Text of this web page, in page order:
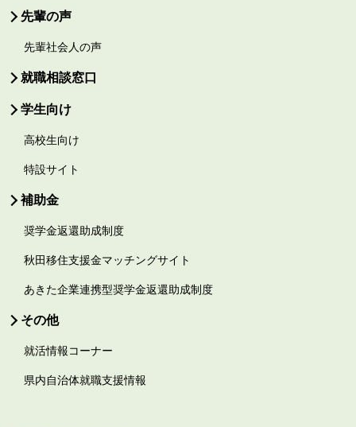
先輩の声
先輩社会人の声
就職相談窓口
学生向け
高校生向け
特設サイト
補助金
奨学金返還助成制度
秋田移住支援金マッチングサイト
あきた企業連携型奨学金返還助成制度
その他
就活情報コーナー
県内自治体就職支援情報